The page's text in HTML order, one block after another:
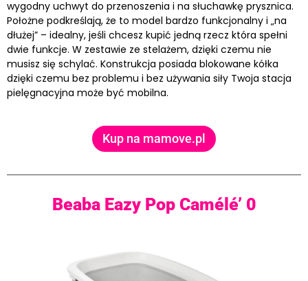
wygodny uchwyt do przenoszenia i na słuchawkę prysznica.
Położne podkreślają, że to model bardzo funkcjonalny i „na
dłużej” – idealny, jeśli chcesz kupić jedną rzecz która spełni
dwie funkcje. W zestawie ze stelażem, dzięki czemu nie
musisz się schylać. Konstrukcja posiada blokowane kółka
dzięki czemu bez problemu i bez używania siły Twoja stacja
pielęgnacyjna może być mobilna.
Kup na mamove.pl
Beaba Eazy Pop Camélé’ 0